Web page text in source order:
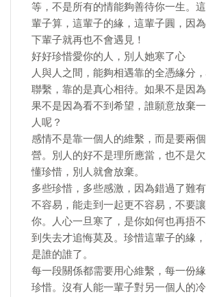
等，不是所有的情能夠善待你一生。
輩子算，這輩子的緣，這輩子圓，因
下輩子就再也不會遇見！
好好珍惜愛你的人，別人她寒了心
人與人之間，能夠相遇靠的全憑緣分
聯繫，靠的是真心相待。如果不是因
果不是因為看不到希望，誰願意放棄
人呢？
感情不是靠一個人的維繫，而是要兩
營。別人的好不是理所應當，也不是
懂珍惜，別人就會放棄。
多些珍惜，多些感激，因為錯過了難
不容易，能走到一起更不容易，不要
你。人心一旦寒了，是你如何也再捂
到失去才追悔莫及。珍惜這輩子的緣
是誰的誰了。
每一段關係都需要用心維繫，每一份
珍惜。沒有人能一輩子對另一個人的